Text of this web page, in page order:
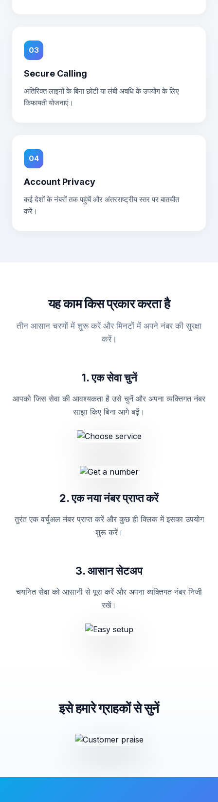
03
Secure Calling
अतिरिक्त लाइनों के बिना छोटी या लंबी अवधि के उपयोग के लिए
किफायती योजनाएं।
04
Account Privacy
कई देशों के नंबरों तक पहुंचें और अंतरराष्ट्रीय स्तर पर बातचीत
करें।
यह काम किस प्रकार करता है
तीन आसान चरणों में शुरू करें और मिनटों में अपने नंबर की सुरक्षा
करें।
1. एक सेवा चुनें
आपको जिस सेवा की आवश्यकता है उसे चुनें और अपना व्यक्तिगत नंबर
साझा किए बिना आगे बढ़ें।
2. एक नया नंबर प्राप्त करें
तुरंत एक वर्चुअल नंबर प्राप्त करें और कुछ ही क्लिक में इसका उपयोग
शुरू करें।
3. आसान सेटअप
चयनित सेवा को आसानी से पूरा करें और अपना व्यक्तिगत नंबर निजी
रखें।
इसे हमारे ग्राहकों से सुनें